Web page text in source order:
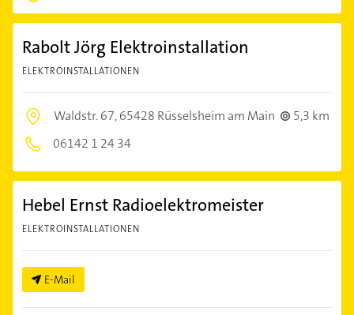
Rabolt Jörg Elektroinstallation
ELEKTROINSTALLATIONEN
Waldstr. 67,65428 Rüsselsheim am Main
5,3 km
06142 1 24 34
Hebel Ernst Radioelektromeister
ELEKTROINSTALLATIONEN
E-Mail